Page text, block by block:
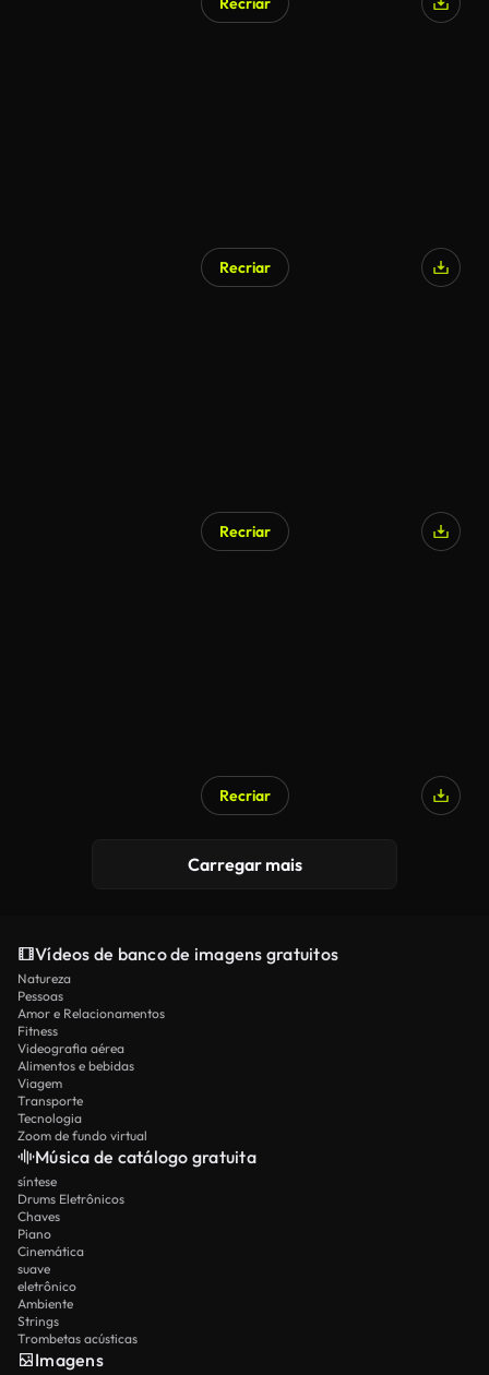
Recriar
Recriar
Recriar
Carregar mais
Vídeos de banco de imagens gratuitos
Natureza
Pessoas
Amor e Relacionamentos
Fitness
Videografia aérea
Alimentos e bebidas
Viagem
Transporte
Tecnologia
Zoom de fundo virtual
Música de catálogo gratuita
síntese
Drums Eletrônicos
Chaves
Piano
Cinemática
suave
eletrônico
Ambiente
Strings
Trombetas acústicas
Imagens